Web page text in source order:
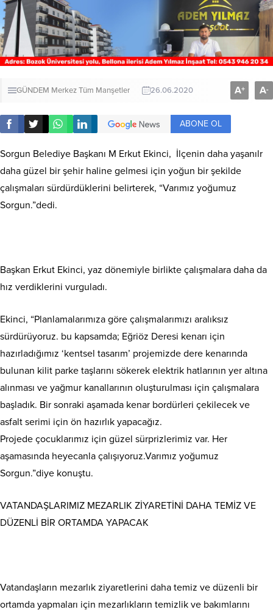
GÜNDEM MerkezTüm Manşetler 26.06.2020 A+ A-
ABONE OL
Sorgun Belediye Başkanı M Erkut Ekinci, İlçenin daha yaşanılr
daha güzel bir şehir haline gelmesi için yoğun bir şekilde
çalışmaları sürdürdüklerini belirterek, “Varımız yoğumuz
Sorgun.”dedi.
Başkan Erkut Ekinci, yaz dönemiyle birlikte çalışmalara daha da
hız verdiklerini vurguladı.
Ekinci, “Planlamalarımıza göre çalışmalarımızı aralıksız
sürdürüyoruz. bu kapsamda; Eğriöz Deresi kenarı için
hazırladığımız ‘kentsel tasarım’ projemizde dere kenarında
bulunan kilit parke taşlarını sökerek elektrik hatlarının yer altına
alınması ve yağmur kanallarının oluşturulması için çalışmalara
başladık. Bir sonraki aşamada kenar bordürleri çekilecek ve
asfalt serimi için ön hazırlık yapacağız.
Projede çocuklarımız için güzel sürprizlerimiz var. Her
aşamasında heyecanla çalışıyoruz.Varımız yoğumuz
Sorgun.”diye konuştu.
VATANDAŞLARIMIZ MEZARLIK ZİYARETİNİ DAHA TEMİZ VE
DÜZENLİ BİR ORTAMDA YAPACAK
Vatandaşların mezarlık ziyaretlerini daha temiz ve düzenli bir
ortamda yapmaları için mezarlıkların temizlik ve bakımlarını